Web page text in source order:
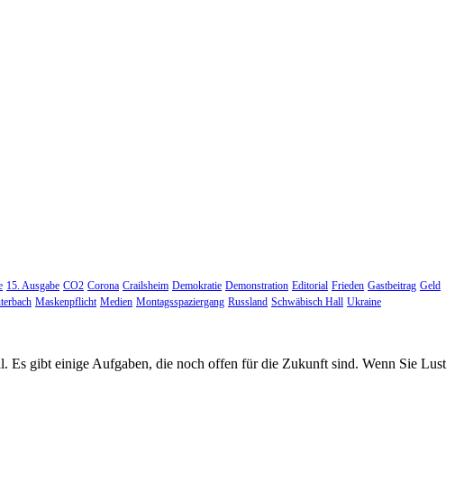
15. Ausgabe CO2 Corona Crailsheim Demokratie Demonstration Editorial Frieden Gastbeitrag Geld
Maskenpflicht Medien Montagsspaziergang Russland Schwäbisch Hall Ukraine
Es gibt einige Aufgaben, die noch offen für die Zukunft sind. Wenn Sie Lust